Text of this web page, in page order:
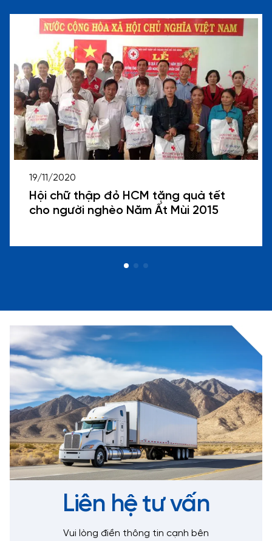
19/11/2020
Hội chữ thập đỏ HCM tặng quà tết
cho người nghèo Năm Ất Mùi 2015
Liên hệ tư vấn
Vui lòng điền thông tin cạnh bên